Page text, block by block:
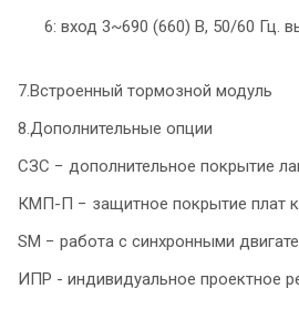
6: вход 3~690 (660) В, 50/60 Гц.
7.Встроенный тормозной модуль
8.Дополнительные опции
СЗС − дополнительное покрытие
КМП-П − защитное покрытие плат
SM − работа с синхронными
ИПР - индивидуальное проектное